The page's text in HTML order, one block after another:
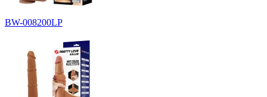
BW-008200LP